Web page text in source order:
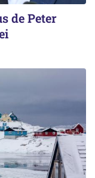
de Peter